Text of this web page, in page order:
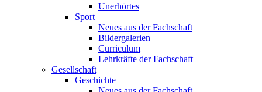
Unerhörtes
Sport
Neues aus der Fachschaft
Bildergalerien
Curriculum
Lehrkräfte der Fachschaft
Gesellschaft
Geschichte